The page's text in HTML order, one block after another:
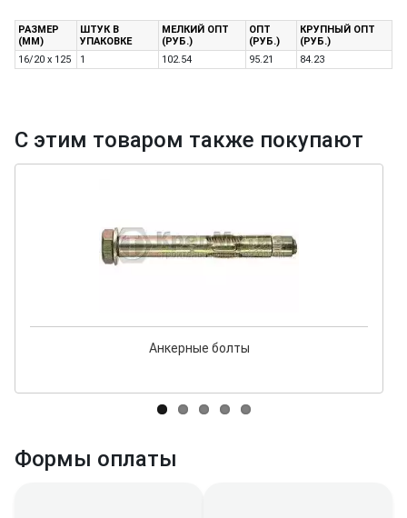
РАЗМЕР
(ММ)
ШТУК В
УПАКОВКЕ
МЕЛКИЙ ОПТ
(РУБ.)
ОПТ
(РУБ.)
КРУПНЫЙ ОПТ
(РУБ.)
16/20 x 125
1 102.54 95.21 84.23
С этим товаром также покупают
Анкерные болты
Формы оплаты